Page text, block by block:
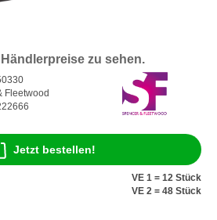
zu sehen.
Fleetwood
Jetzt bestellen!
VE 1 = 12 Stück
VE 2 = 48 Stück